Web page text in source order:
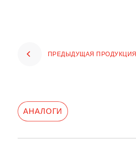
ПРЕДЫДУЩАЯ ПРОДУКЦИЯ
АНАЛОГИ